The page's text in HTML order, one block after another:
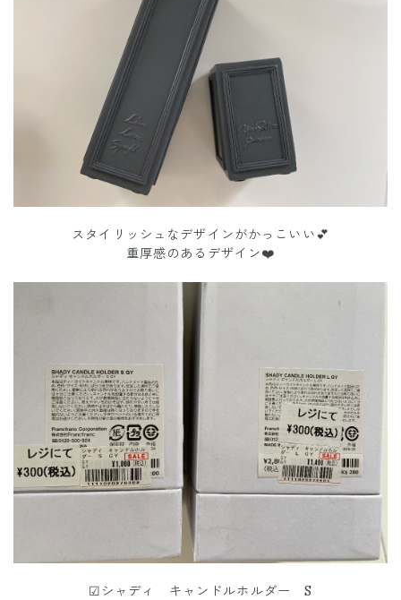
スタイリッシュなデザインがかっこいい💕
重厚感のあるデザイン❤️
☑︎シャディ キャンドルホルダー S